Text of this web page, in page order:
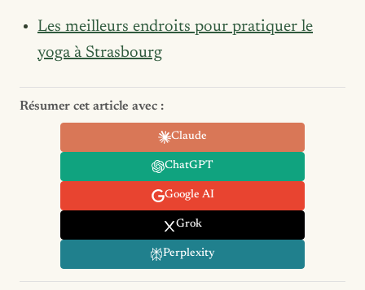
Les meilleurs endroits pour pratiquer le
yoga à Strasbourg
Résumer cet article avec :
Claude
ChatGPT
Google AI
Grok
Perplexity